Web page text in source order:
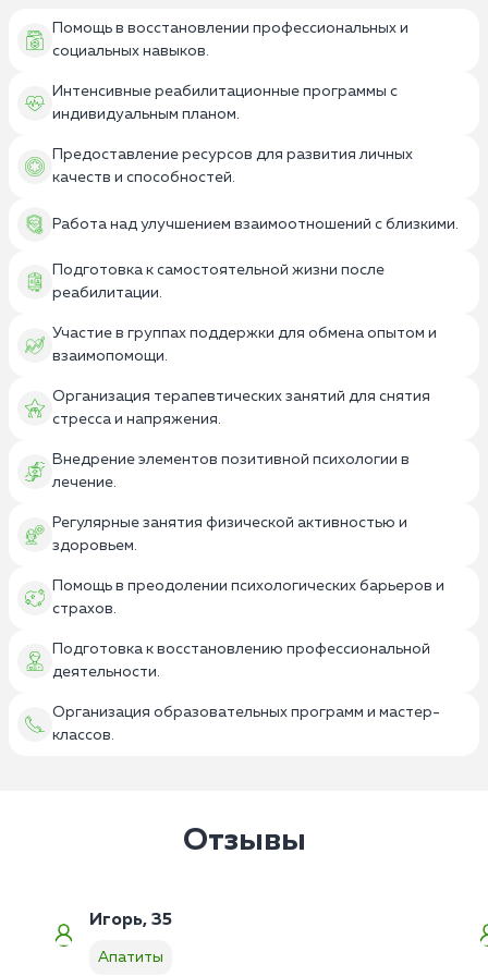
Помощь в восстановлении профессиональных и
социальных навыков.
Интенсивные реабилитационные программы с
индивидуальным планом.
Предоставление ресурсов для развития личных
качеств и способностей.
Работа над улучшением взаимоотношений с близкими.
Подготовка к самостоятельной жизни после
реабилитации.
Участие в группах поддержки для обмена опытом и
взаимопомощи.
Организация терапевтических занятий для снятия
стресса и напряжения.
Внедрение элементов позитивной психологии в
лечение.
Регулярные занятия физической активностью и
здоровьем.
Помощь в преодолении психологических барьеров и
страхов.
Подготовка к восстановлению профессиональной
деятельности.
Организация образовательных программ и мастер-
классов.
Отзывы
Игорь, 35
Апатиты